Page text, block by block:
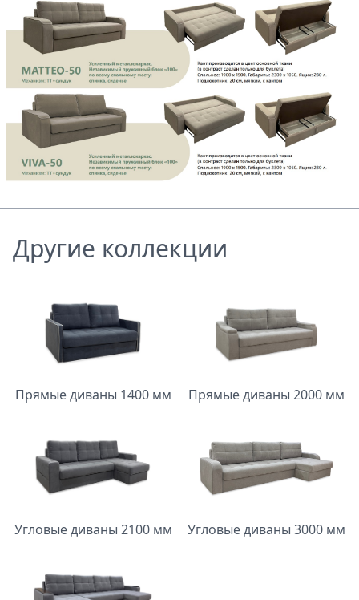
Другие коллекции
Прямые диваны 1400 мм Прямые диваны 2000 мм
Угловые диваны 2100 мм Угловые диваны 3000 мм